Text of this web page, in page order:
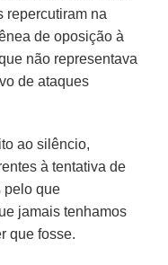
repercutiram na
de oposição à
não representava
de ataques
ao silêncio,
à tentativa de
pelo que
jamais tenhamos
que fosse.